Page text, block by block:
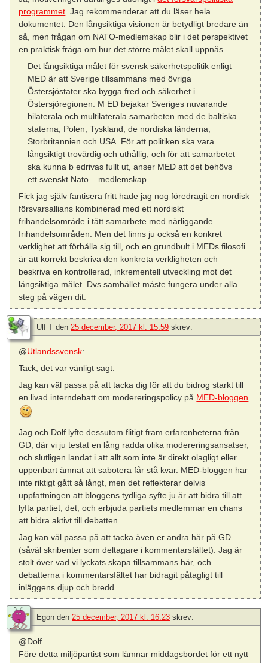
programmet . Jag rekommenderar att du läser hela
dokumentet. Den långsiktiga visionen är betydligt bredare än
så, men frågan om NATO-medlemskap blir i det perspektivet
en praktisk fråga om hur det större målet skall uppnås.
Det långsiktiga målet för svensk säkerhetspolitik enligt
MED är att Sverige tillsammans med övriga
Östersjöstater ska bygga fred och säkerhet i
Östersjöregionen. M ED bejakar Sveriges nuvarande
bilaterala och multilaterala samarbeten med de baltiska
staterna, Polen, Tyskland, de nordiska länderna,
Storbritannien och USA. För att politiken ska vara
långsiktigt trovärdig och uthållig, och för att samarbetet
ska kunna b edrivas fullt ut, anser MED att det behövs
ett svenskt Nato – medlemskap.
Fick jag själv fantisera fritt hade jag nog föredragit en nordisk
försvarsallians kombinerad med ett nordiskt
frihandelsområde i tätt samarbete med närliggande
frihandelsområden. Men det finns ju också en konkret
verklighet att förhålla sig till, och en grundbult i MEDs filosofi
är att korrekt beskriva den konkreta verkligheten och
beskriva en kontrollerad, inkrementell utveckling mot det
långsiktiga målet. Dvs samhället måste fungera under alla
steg på vägen dit.
Ulf T den 25 december, 2017 kl. 15:59 skrev:
@Utlandssvensk:
Tack, det var vänligt sagt.
Jag kan väl passa på att tacka dig för att du bidrog starkt till
en livad interndebatt om modereringspolicy på MED-bloggen
Jag och Dolf lyfte dessutom flitigt fram erfarenheterna från
GD, där vi ju testat en lång radda olika modereringsansatser,
och slutligen landat i att allt som inte är direkt olagligt eller
uppenbart ämnat att sabotera får stå kvar. MED-bloggen har
inte riktigt gått så långt, men det reflekterar delvis
uppfattningen att bloggens tydliga syfte ju är att bidra till att
lyfta partiet; det, och erbjuda partiets medlemmar en chans
att bidra aktivt till debatten.
Jag kan väl passa på att tacka även er andra här på GD
(såväl skribenter som deltagare i kommentarsfältet). Jag är
stolt över vad vi lyckats skapa tillsammans här, och
debatterna i kommentarsfältet har bidragit påtagligt till
inläggens djup och bredd.
Egon den 25 december, 2017 kl. 16:23 skrev:
@Dolf
Före detta miljöpartist som lämnar middagsbordet för ett nytt